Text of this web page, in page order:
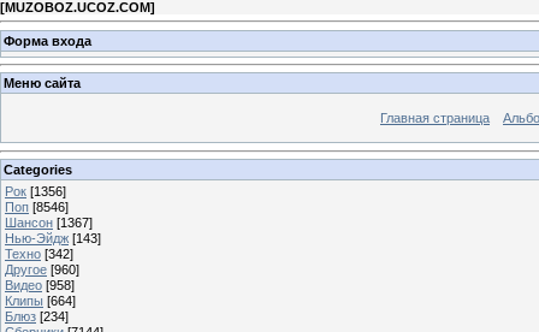
[MUZOBOZ.UCOZ.COM]
Форма входа
Меню сайта
Главная страница
Categories
Рок [1356]
Поп [8546]
Шансон [1367]
Нью-Эйдж [143]
Техно [342]
Другое [960]
Видео [958]
Клипы [664]
Блюз [234]